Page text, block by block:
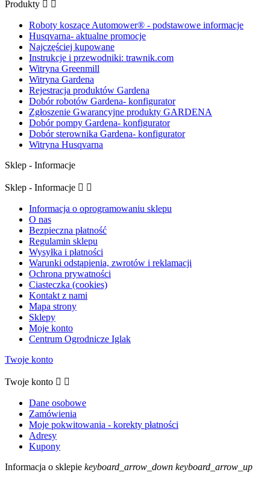
Produkty  
Roboty koszące Automower® - podstawowe informacje
Husqvarna- aktualne promocje
Najczęściej kupowane
Instrukcje i przewodniki: trawnik.com
Witryna Greenmill
Witryna Gardena
Rejestracja produktów Gardena
Dobór robotów Gardena- konfigurator
Zgłoszenie Gwarancyjne produkty GARDENA
Dobór pompy Gardena- konfigurator
Dobór sterownika Gardena- konfigurator
Witryna Husqvarna
Sklep - Informacje
Sklep - Informacje  
Informacja o oprogramowaniu sklepu
O nas
Bezpieczna płatność
Regulamin sklepu
Wysyłka i płatności
Warunki odstąpienia, zwrotów i reklamacji
Ochrona prywatności
Ciasteczka (cookies)
Kontakt z nami
Mapa strony
Sklepy
Moje konto
Centrum Ogrodnicze Iglak
Twoje konto
Twoje konto  
Dane osobowe
Zamówienia
Moje pokwitowania - korekty płatności
Adresy
Kupony
Informacja o sklepie keyboard_arrow_down keyboard_arrow_up